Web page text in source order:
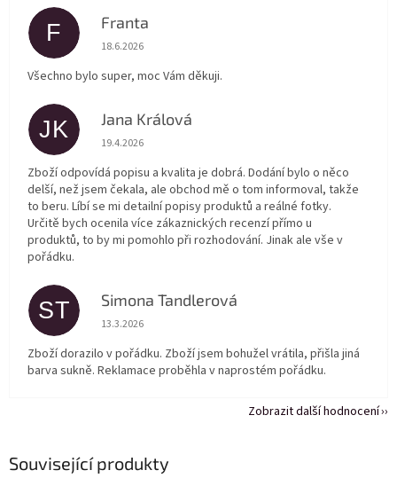
Související produkty
F Franta
Hodnocení obchodu je 5 z 5 hvězdiček.
18.6.2026
Všechno bylo super, moc Vám děkuji.
JK Jana Králová
Hodnocení obchodu je 5 z 5 hvězdiček.
19.4.2026
Zboží odpovídá popisu a kvalita je dobrá. Dodání bylo o něco
delší, než jsem čekala, ale obchod mě o tom informoval, takže
to beru. Líbí se mi detailní popisy produktů a reálné fotky.
Určitě bych ocenila více zákaznických recenzí přímo u
produktů, to by mi pomohlo při rozhodování. Jinak ale vše v
pořádku.
ST Simona Tandlerová
Hodnocení obchodu je 5 z 5 hvězdiček.
13.3.2026
Zboží dorazilo v pořádku. Zboží jsem bohužel vrátila, přišla jiná
barva sukně. Reklamace proběhla v naprostém pořádku.
Zobrazit další hodnocení